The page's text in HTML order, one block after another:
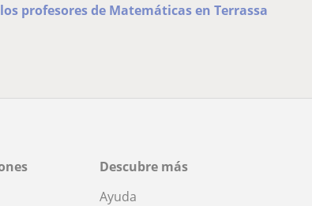
profesores de Matemáticas en Terrassa
Descubre más
Ayuda